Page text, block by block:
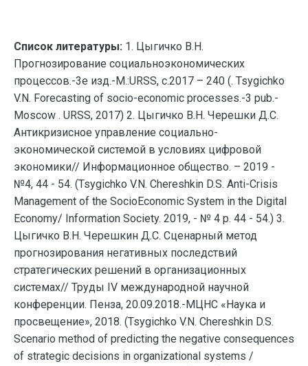
Список литературы: 1. Цыгичко В.Н.
Прогнозирование социальноэкономических
процессов.-3е изд.-М.:URSS, с.2017 – 240 (. Tsygichko
V.N. Forecasting of socio-economic processes.-3 pub.-
Moscow . URSS, 2017) 2. Цыгичко В.Н. Черешки Д.С.
Антикризисное управление социально-
экономической системой в условиях цифровой
экономики// Информационное общество. – 2019 -
№4, 44 - 54. (Tsygichko V.N. Chereshkin D.S. Anti-Crisis
Management of the SocioEconomic System in the Digital
Economy/ Information Society. 2019, - № 4 p. 44 - 54.) 3.
Цыгичко В.Н. Черешкин Д.С. Сценарный метод
прогнозирования негативных последствий
стратегических решений в организационных
системах// Труды IV международной научной
конференции. Пенза, 20.09.2018.-МЦНС «Наука и
просвещение», 2018. (Tsygichko V.N. Chereshkin D.S.
Scenario method of predicting the negative consequences
of strategic decisions in organizational systems /